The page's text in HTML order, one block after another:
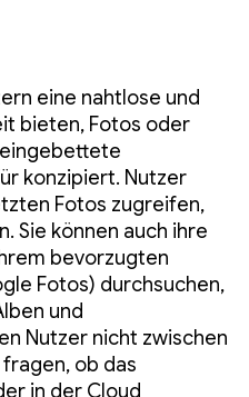
eine nahtlose und
bieten, Fotos oder
konzipiert. Nutzer
Fotos zugreifen,
Sie können auch ihre
bevorzugten
Fotos) durchsuchen,
und
Nutzer nicht zwischen
ob das
in der Cloud